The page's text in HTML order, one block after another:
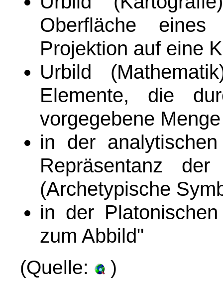
Oberfläche
Projektion auf eine
Urbild
Elemente, die
vorgegebene
in der
Repräsentanz
(Archetypische
in der
zum Abbild"
(Quelle: )